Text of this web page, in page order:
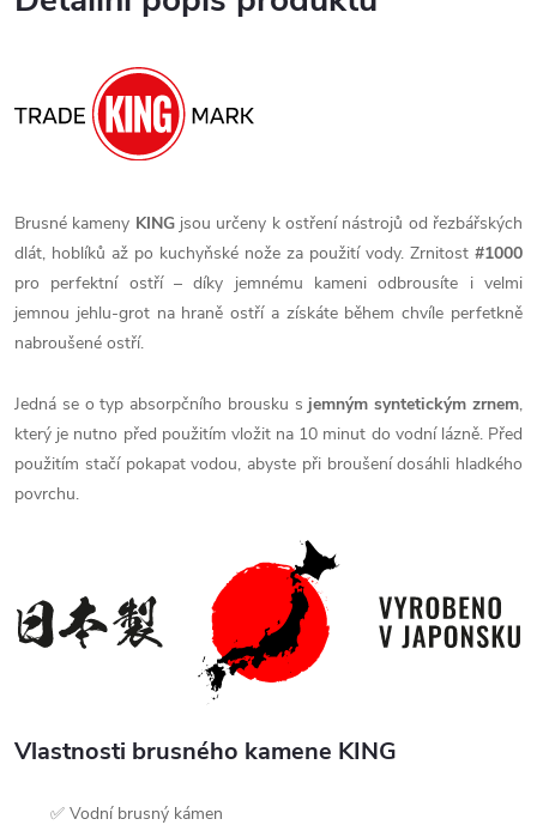
Brusné kameny KINGjsou určeny k ostření nástrojů od řezbářských
dlát, hoblíků až po kuchyňské nože za použití vody. Zrnitost #1000
pro perfektní ostří – díky jemnému kameni odbrousíte i velmi
jemnou jehlu-grot na hraně ostří a získáte během chvíle perfetkně
nabroušené ostří.
Jedná se o typ absorpčního brousku sjemným syntetickým zrnem,
který je nutno před použitím vložit na 10 minut do vodní lázně. Před
použitím stačí pokapat vodou, abyste při broušení dosáhli hladkého
povrchu.
Vlastnosti brusného kamene KING
✅ Vodní brusný kámen